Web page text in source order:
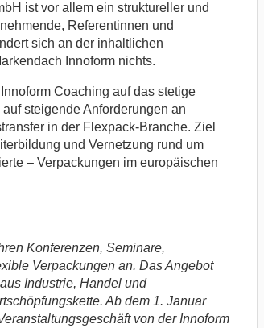
ist vor allem ein struktureller und
Referentinnen und
sich an der inhaltlichen
Innoform nichts.
Coaching auf das stetige
steigende Anforderungen an
in der Flexpack-Branche. Ziel
und Vernetzung rund um
– Verpackungen im europäischen
Konferenzen, Seminare,
Verpackungen an. Das Angebot
Industrie, Handel und
Ab dem 1. Januar
von der Innoform